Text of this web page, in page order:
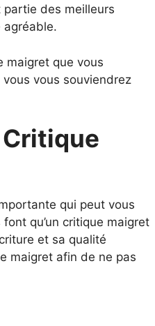
partie des meilleurs
agréable.
maigret que vous
vous souviendrez
Critique
qui peut vous
qu’un critique maigret
et sa qualité
maigret afin de ne pas